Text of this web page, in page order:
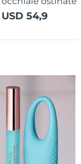
USD 54,9